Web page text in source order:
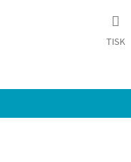
TISK